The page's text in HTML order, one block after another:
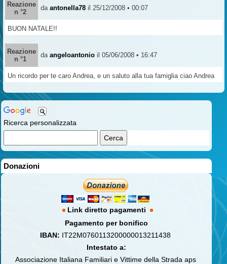
Ricerca personalizzata
Donazioni
Link diretto pagamenti
Pagamento per bonifico
IBAN: IT22M0760113200000013211438
Intestato a:
Associazione Italiana Familiari e Vittime della Strada aps
Reazione
n °2
da antonella78 il 25/12/2008 • 00:07
BUON NATALE!!
Reazione
n °1
da angeloantonio il 05/06/2008 • 16:47
Un ricordo per te caro Andrea, e un saluto alla tua famiglia ciao Andrea